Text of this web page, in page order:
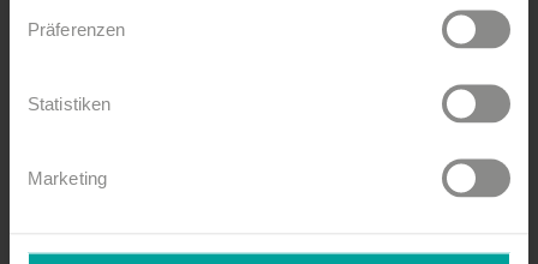
Präferenzen
Statistiken
Marketing
„Eine Zeit, die gut für
hundert Leben reicht.“